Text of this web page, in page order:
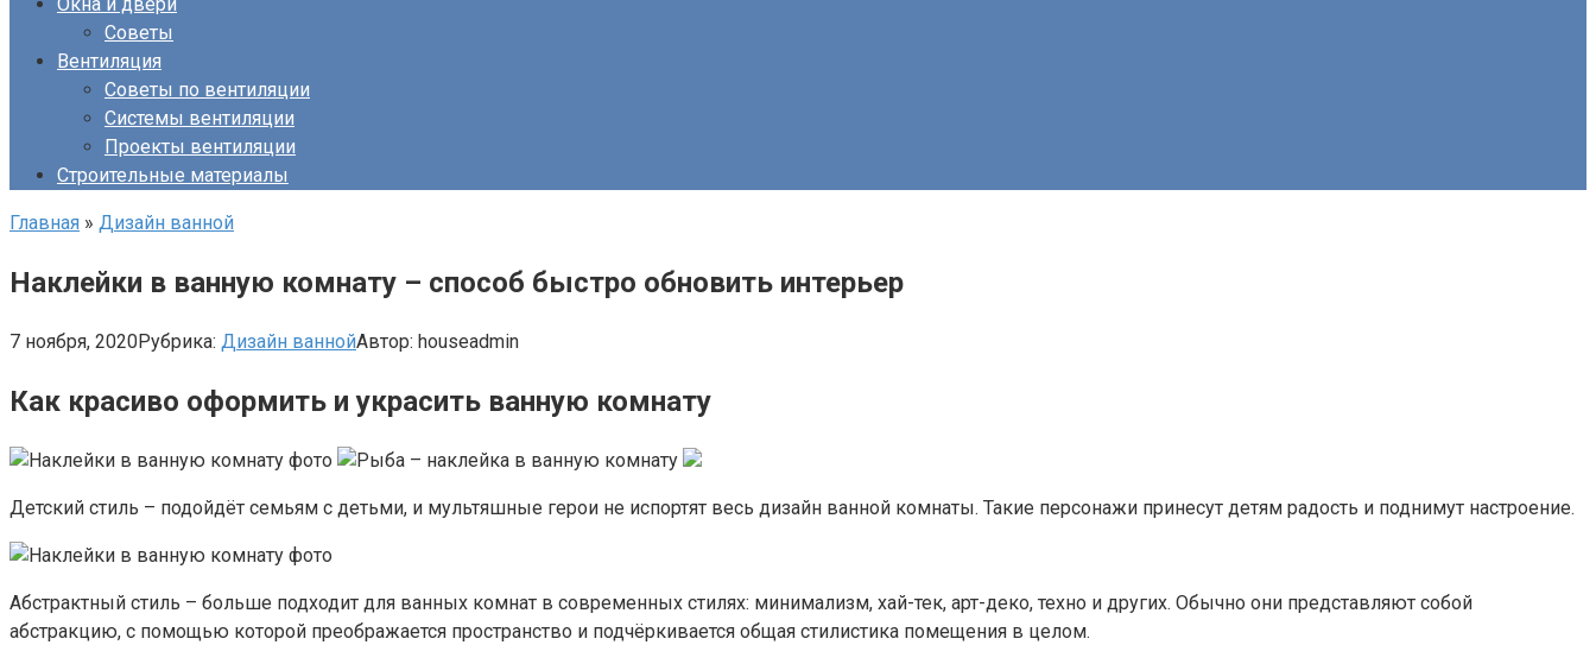
Советы
Вентиляция
Советы по вентиляции
Системы вентиляции
Проекты вентиляции
Строительные материалы
Главная » Дизайн ванной
Наклейки в ванную комнату – способ быстро обновить интерьер
7 ноября, 2020Рубрика: Дизайн ваннойАвтор: houseadmin
Как красиво оформить и украсить ванную комнату
Детский стиль – подойдёт семьям с детьми, и мультяшные герои не испортят весь дизайн ванной комнаты. Такие персонажи принесут детям радость и поднимут настроение.
Абстрактный стиль – больше подходит для ванных комнат в современных стилях: минимализм, хай-тек, арт-деко, техно и других. Обычно они представляют собой
абстракцию, с помощью которой преображается пространство и подчёркивается общая стилистика помещения в целом.